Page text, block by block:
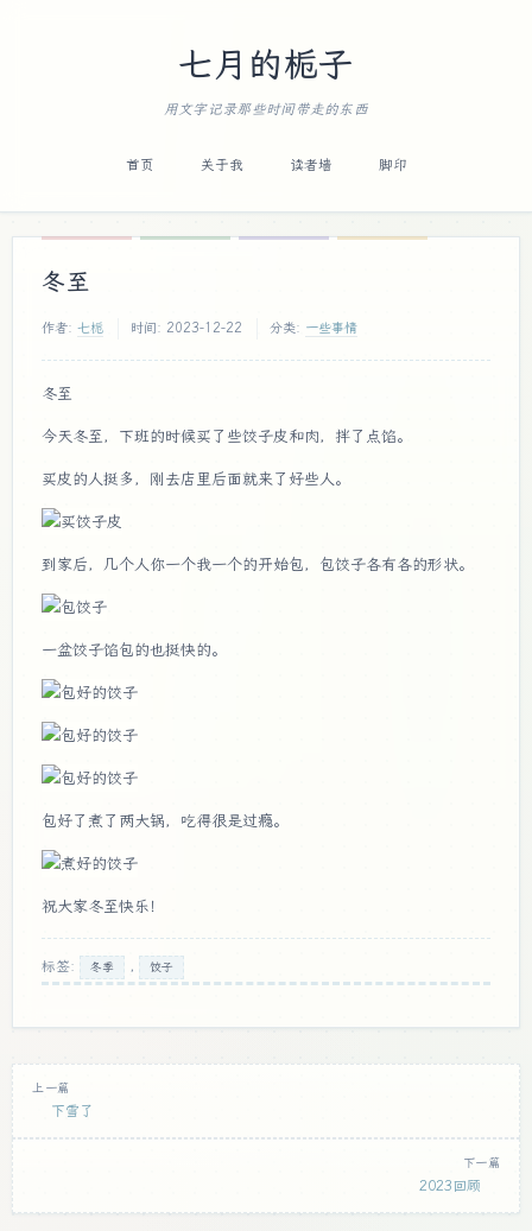
七月的栀子
用文字记录那些时间带走的东西
首页 关于我 读者墙 脚印
冬至
作者: 七栀 时间: 2023-12-22 分类: 一些事情
冬至
今天冬至，下班的时候买了些饺子皮和肉，拌了点馅。
买皮的人挺多，刚去店里后面就来了好些人。
到家后，几个人你一个我一个的开始包，包饺子各有各的形状。
一盆饺子馅包的也挺快的。
包好了煮了两大锅，吃得很是过瘾。
祝大家冬至快乐！
标签: 冬季 , 饺子
上一篇
下雪了
下一篇
2023回顾